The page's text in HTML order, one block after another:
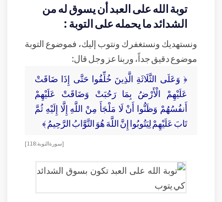
توبة الله على العبد أن يسوق له من
الشدائد ما يحمله على التوبة :
ونستهديك ونستغفرك ونتوب إليك، فموضوع التوبة
موضوع دقيق جداً، وربنا عز وجل قال:
﴿ وَعَلَى الثَّلَاثَةِ الَّذِينَ خُلِّفُوا حَتَّى إِذَا ضَاقَتْ
عَلَيْهِمْ الْأَرْضُ بِمَا رَحُبَتْ وَضَاقَتْ عَلَيْهِمْ
أَنفُسُهُمْ وَظَنُّوا أَنْ لَا مَلْجَأَ مِنْ اللَّهِ إِلَّا إِلَيْهِ ثُمَّ
تَابَ عَلَيْهِمْ لِيَتُوبُوا إِنَّ اللَّهَ هُوَ التَّوَّابُ الرَّحِيمُ ﴾
[ سورة التوبة: 118 ]